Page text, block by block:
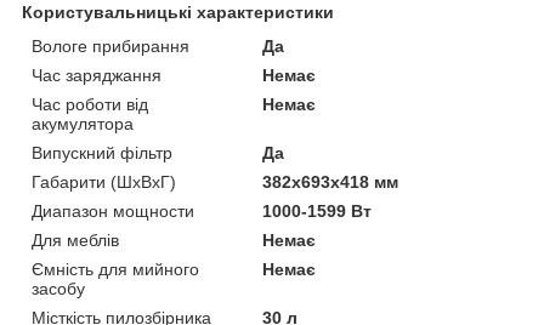
Користувальницькі характеристики
Вологе прибирання
Да
Час заряджання
Немає
Час роботи від
акумулятора
Немає
Випускний фільтр
Да
Габарити (ШхВхГ)
382х693х418 мм
Диапазон мощности
1000-1599 Вт
Для меблів
Немає
Ємність для мийного
засобу
Немає
Місткість пилозбірника
30 л